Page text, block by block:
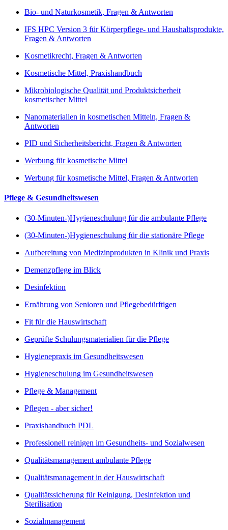
Bio- und Naturkosmetik, Fragen & Antworten
IFS HPC Version 3 für Körperpflege- und Haushaltsprodukte,
Fragen & Antworten
Kosmetikrecht, Fragen & Antworten
Kosmetische Mittel, Praxishandbuch
Mikrobiologische Qualität und Produktsicherheit
kosmetischer Mittel
Nanomaterialien in kosmetischen Mitteln, Fragen &
Antworten
PID und Sicherheitsbericht, Fragen & Antworten
Werbung für kosmetische Mittel
Werbung für kosmetische Mittel, Fragen & Antworten
Pflege & Gesundheitswesen
(30-Minuten-)Hygieneschulung für die ambulante Pflege
(30-Minuten-)Hygieneschulung für die stationäre Pflege
Aufbereitung von Medizinprodukten in Klinik und Praxis
Demenzpflege im Blick
Desinfektion
Ernährung von Senioren und Pflegebedürftigen
Fit für die Hauswirtschaft
Geprüfte Schulungsmaterialien für die Pflege
Hygienepraxis im Gesundheitswesen
Hygieneschulung im Gesundheitswesen
Pflege & Management
Pflegen - aber sicher!
Praxishandbuch PDL
Professionell reinigen im Gesundheits- und Sozialwesen
Qualitätsmanagement ambulante Pflege
Qualitätsmanagement in der Hauswirtschaft
Qualitätssicherung für Reinigung, Desinfektion und
Sterilisation
Sozialmanagement